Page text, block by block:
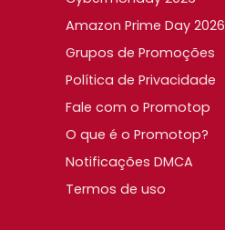
Amazon Prime Day 2026
Grupos de Promoções
Política de Privacidade
Fale com o Promotop
O que é o Promotop?
Notificações DMCA
Termos de uso